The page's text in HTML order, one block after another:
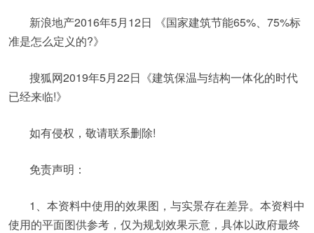
新浪地产2016年5月12日 《国家建筑节能65%、75%标
准是怎么定义的?》
搜狐网2019年5月22日《建筑保温与结构一体化的时代
已经来临!》
如有侵权，敬请联系删除!
免责声明：
1、本资料中使用的效果图，与实景存在差异。本资料中
使用的平面图供参考，仅为规划效果示意，具体以政府最终